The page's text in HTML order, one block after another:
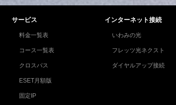
サービス
料金一覧表
コース一覧表
クロスパス
ESET月額版
固定IP
インターネット接続
いわみの光
フレッツ光ネクスト
ダイヤルアップ接続